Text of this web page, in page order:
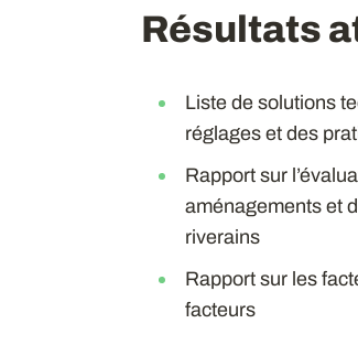
Résultats
Liste de solutions
réglages et des
Rapport sur
aménagements et
riverains
Rapport sur les
facteurs